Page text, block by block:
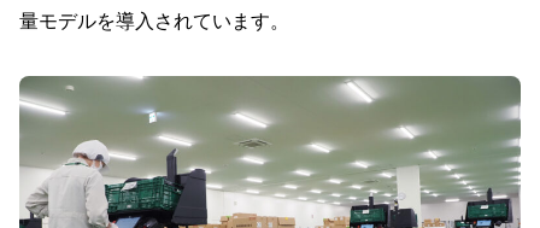
量モデルを導入されています。